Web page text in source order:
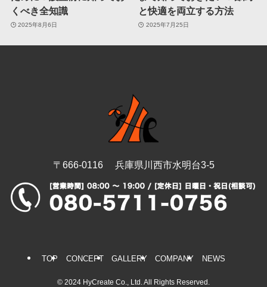
くべき全知識
2025年8月6日
と快適を両立する方法
2025年7月25日
〒666-0116 兵庫県川西市水明台3-5
TOP CONCEPT GALLERY COMPANY NEWS
© 2024 HyCreate Co., Ltd. All Rights Reserved.